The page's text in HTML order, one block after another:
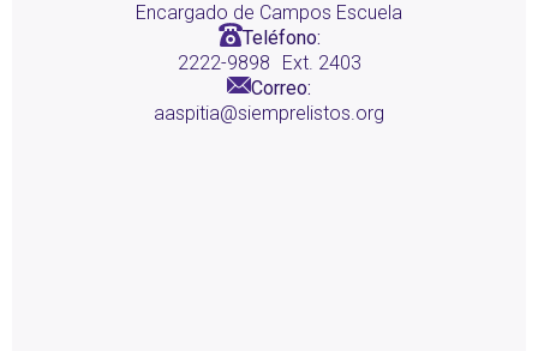
Encargado de Campos Escuela
Teléfono:
2222-9898
Ext. 2403
Correo:
aaspitia@siemprelistos.org